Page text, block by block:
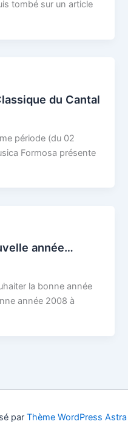
tombé sur un article
du Cantal
période (du 02
Formosa présente
année…
la bonne année
année 2008 à
par Thème WordPress Astra